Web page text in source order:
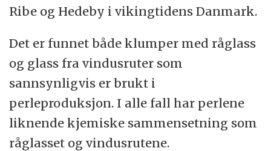
Ribe og Hedeby i vikingtidens Danmark.
Det er funnet både klumper med råglass
og glass fra vindusruter som
sannsynligvis er brukt i
perleproduksjon. I alle fall har perlene
liknende kjemiske sammensetning som
råglasset og vindusrutene.